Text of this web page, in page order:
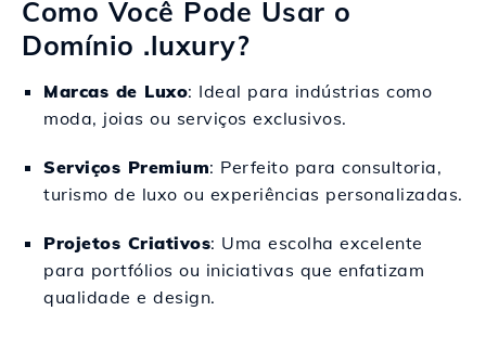
Como Você Pode Usar o
Domínio .luxury?
Marcas de Luxo: Ideal para indústrias como
moda, joias ou serviços exclusivos.
Serviços Premium: Perfeito para consultoria,
turismo de luxo ou experiências personalizadas.
Projetos Criativos: Uma escolha excelente
para portfólios ou iniciativas que enfatizam
qualidade e design.